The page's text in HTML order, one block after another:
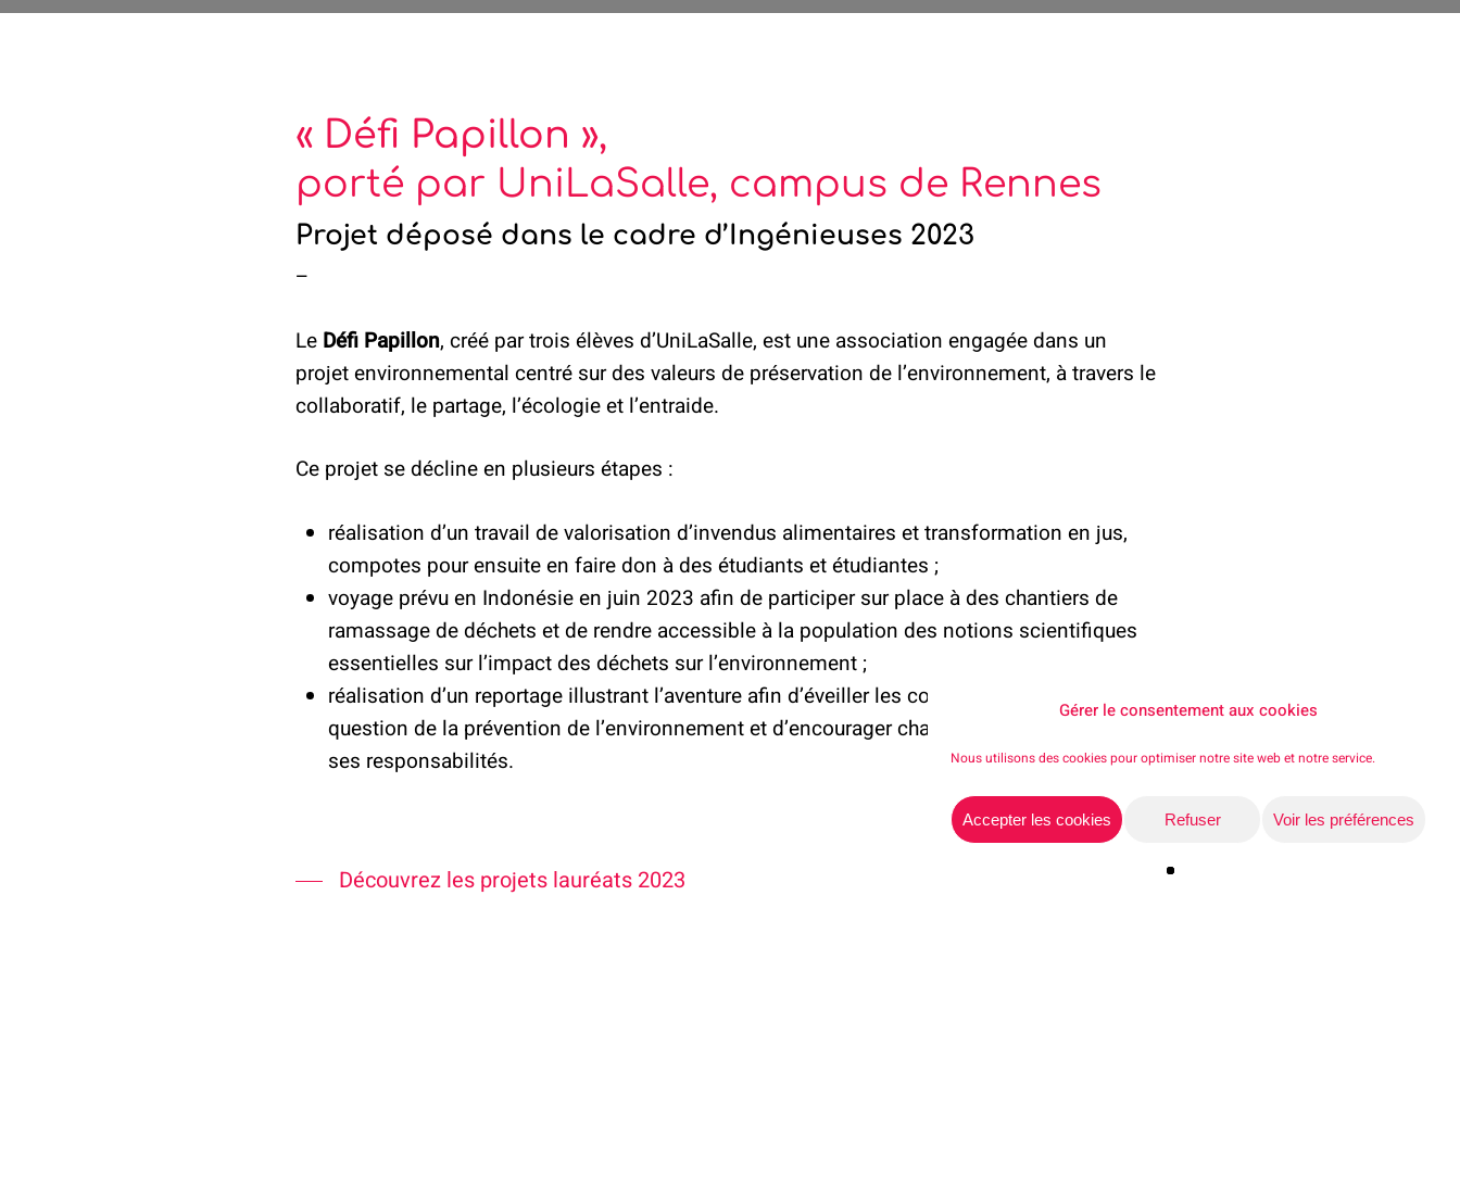
Gérer le consentement aux cookies
Nous utilisons des cookies pour optimiser notre site web et notre service.
Accepter les cookies Refuser Voir les préférences
« Défi Papillon »,
porté par UniLaSalle, campus de Rennes
Projet déposé dans le cadre d’Ingénieuses 2023
–
Le Défi Papillon, créé par trois élèves d’UniLaSalle, est une association engagée dans un
projet environnemental centré sur des valeurs de préservation de l’environnement, à travers le
collaboratif, le partage, l’écologie et l’entraide.
Ce projet se décline en plusieurs étapes :
réalisation d’un travail de valorisation d’invendus alimentaires et transformation en jus,
compotes pour ensuite en faire don à des étudiants et étudiantes ;
voyage prévu en Indonésie en juin 2023 afin de participer sur place à des chantiers de
ramassage de déchets et de rendre accessible à la population des notions scientifiques
essentielles sur l’impact des déchets sur l’environnement ;
réalisation d’un reportage illustrant l’aventure afin d’éveiller les consciences sur la
question de la prévention de l’environnement et d’encourager chacun et chacune à prendre
ses responsabilités.
Découvrez les projets lauréats 2023